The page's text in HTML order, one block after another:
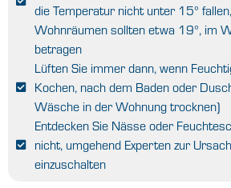
die Temperatur nicht unter 15°
Wohnräumen sollten etwa 19°, im
betragen
Lüften Sie immer dann, wenn
Kochen, nach dem Baden oder
Wäsche in der Wohnung trocknen)
Entdecken Sie Nässe oder
nicht, umgehend Experten zur
einzuschalten